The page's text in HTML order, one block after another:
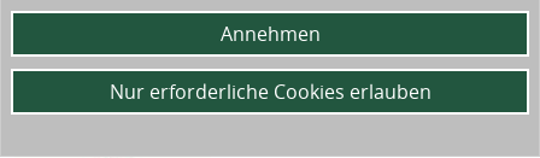
Annehmen
Nur erforderliche Cookies erlauben